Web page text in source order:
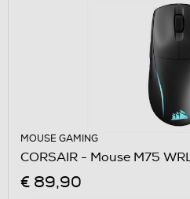
MOUSE GAMING
CORSAIR - Mouse M75
€ 89,90